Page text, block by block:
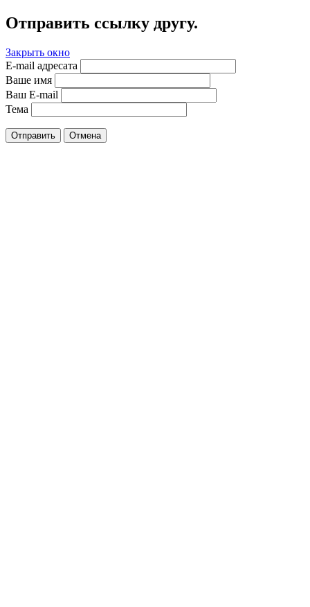
Отправить ссылку другу.
Закрыть окно
E-mail адресата
Ваше имя
Ваш E-mail
Тема
Отправить Отмена